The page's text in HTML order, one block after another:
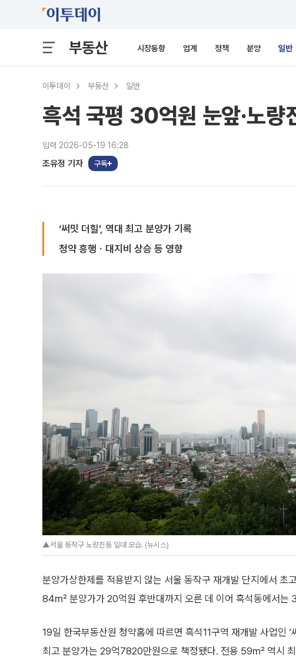
부동산 시장동향 업계 정책 분양 일반
이투데이 부동산 일반
흑석 국평 30억원 눈앞·노
입력 2026-05-19 16:28
조유정 기자 구독
‘써밋 더힐’, 역대 최고 분양가 기록
청약 흥행ㆍ대지비 상승 등 영향
▲서울 동작구 노량진동 일대 모습. (뉴시스)
분양가상한제를 적용받지 않는 서울 동작구 재개발 단지에서 초
84㎡ 분양가가 20억원 후반대까지 오른 데 이어 흑석동에서는
19일 한국부동산원 청약홈에 따르면 흑석11구역 재개발 사업인
최고 분양가는 29억7820만원으로 책정됐다. 전용 59㎡ 역시